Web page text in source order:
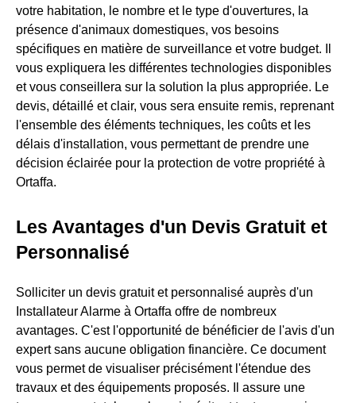
votre habitation, le nombre et le type d'ouvertures, la
présence d'animaux domestiques, vos besoins
spécifiques en matière de surveillance et votre budget. Il
vous expliquera les différentes technologies disponibles
et vous conseillera sur la solution la plus appropriée. Le
devis, détaillé et clair, vous sera ensuite remis, reprenant
l'ensemble des éléments techniques, les coûts et les
délais d'installation, vous permettant de prendre une
décision éclairée pour la protection de votre propriété à
Ortaffa.
Les Avantages d'un Devis Gratuit et
Personnalisé
Solliciter un devis gratuit et personnalisé auprès d'un
Installateur Alarme à Ortaffa offre de nombreux
avantages. C'est l'opportunité de bénéficier de l'avis d'un
expert sans aucune obligation financière. Ce document
vous permet de visualiser précisément l'étendue des
travaux et des équipements proposés. Il assure une